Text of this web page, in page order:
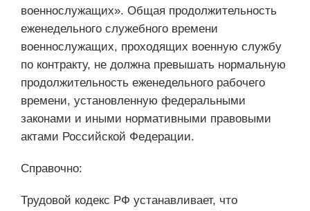
военнослужащих». Общая продолжительность
еженедельного служебного времени
военнослужащих, проходящих военную службу
по контракту, не должна превышать нормальную
продолжительность еженедельного рабочего
времени, установленную федеральными
законами и иными нормативными правовыми
актами Российской Федерации.
Справочно:
Трудовой кодекс РФ устанавливает, что